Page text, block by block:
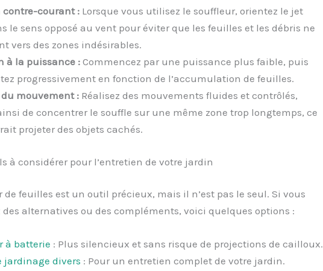
contre-courant :Lorsque vous utilisez le souffleur, orientez le jet
le sens opposé au vent pour éviter que les feuilles et les débris ne
vers des zones indésirables.
à la puissance :Commencez par une puissance plus faible, puis
progressivement en fonction de l’accumulation de feuilles.
mouvement :Réalisez des mouvements fluides et contrôlés,
de concentrer le souffle sur une même zone trop longtemps, ce
projeter des objets cachés.
à considérer pour l’entretien de votre jardin
de feuilles est un outil précieux, mais il n’est pas le seul. Si vous
des alternatives ou des compléments, voici quelques options :
à batterie : Plus silencieux et sans risque de projections de cailloux.
jardinage divers : Pour un entretien complet de votre jardin.